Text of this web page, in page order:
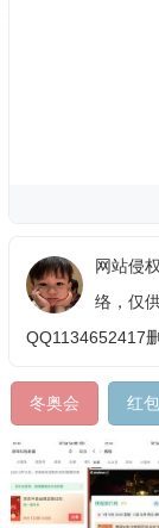
网站侵
络，仅
QQ1134652417
冬奥会 红